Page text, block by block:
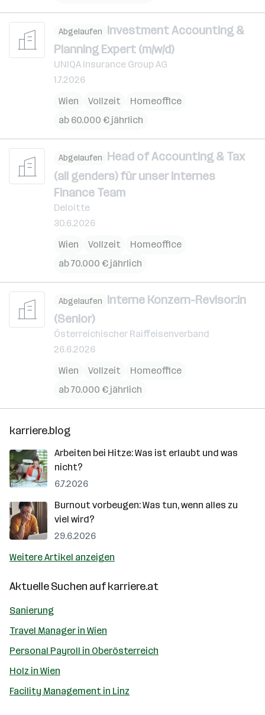
Abgelaufen Investment Accounting &
Planning Expert (m/w/d)
UNIQA Insurance Group AG
1.7.2026
Wien
Vollzeit
Homeoffice
ab 60.000 € jährlich
Abgelaufen Head of Accounting & Tax
(all genders) für unser internes
Finance Team
Deloitte
30.6.2026
Wien
Vollzeit
Homeoffice
ab 70.000 € jährlich
Abgelaufen Interne Konzern-Revisor:in
(Senior)
Österreichischer Raiffeisenverband
26.6.2026
Wien
Vollzeit
Homeoffice
ab 70.000 € jährlich
karriere.blog
Arbeiten bei Hitze: Was ist erlaubt und was
nicht?
6.7.2026
Burnout vorbeugen: Was tun, wenn alles zu
viel wird?
29.6.2026
Weitere Artikel anzeigen
Aktuelle Suchen aufkarriere.at
Sanierung
Travel Manager in Wien
Personal Payroll in Oberösterreich
Holz in Wien
Facility Management in Linz